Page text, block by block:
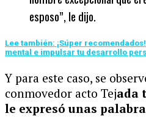
esposo”, le dijo.
Lee también: ¡Súper
mental e impulsar tu desarrollo
Y para este caso, se
conmovedor acto Tejada
le expresó unas